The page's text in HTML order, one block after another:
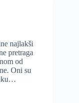
najlakši
pretraga
od
Oni su